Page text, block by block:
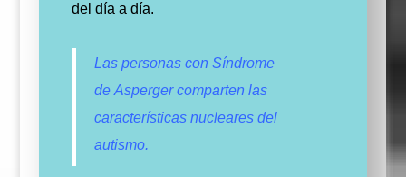
del día a día.
Las personas con Síndrome
de Asperger comparten las
características nucleares del
autismo.